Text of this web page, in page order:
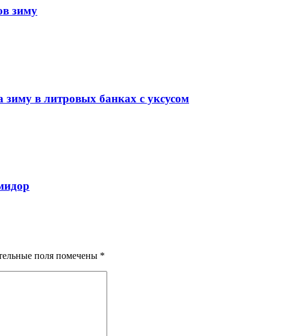
зиму
зиму в литровых банках с уксусом
поля помечены *